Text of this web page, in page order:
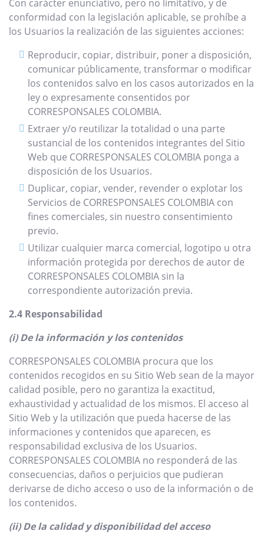
Con carácter enunciativo, pero no limitativo, y de
conformidad con la legislación aplicable, se prohíbe a
los Usuarios la realización de las siguientes acciones:
Reproducir, copiar, distribuir, poner a disposición,
comunicar públicamente, transformar o modificar
los contenidos salvo en los casos autorizados en la
ley o expresamente consentidos por
CORRESPONSALES COLOMBIA.
Extraer y/o reutilizar la totalidad o una parte
sustancial de los contenidos integrantes del Sitio
Web que CORRESPONSALES COLOMBIA ponga a
disposición de los Usuarios.
Duplicar, copiar, vender, revender o explotar los
Servicios de CORRESPONSALES COLOMBIA con
fines comerciales, sin nuestro consentimiento
previo.
Utilizar cualquier marca comercial, logotipo u otra
información protegida por derechos de autor de
CORRESPONSALES COLOMBIA sin la
correspondiente autorización previa.
2.4 Responsabilidad
(i) De la información y los contenidos
CORRESPONSALES COLOMBIA procura que los
contenidos recogidos en su Sitio Web sean de la mayor
calidad posible, pero no garantiza la exactitud,
exhaustividad y actualidad de los mismos. El acceso al
Sitio Web y la utilización que pueda hacerse de las
informaciones y contenidos que aparecen, es
responsabilidad exclusiva de los Usuarios.
CORRESPONSALES COLOMBIA no responderá de las
consecuencias, daños o perjuicios que pudieran
derivarse de dicho acceso o uso de la información o de
los contenidos.
(ii) De la calidad y disponibilidad del acceso